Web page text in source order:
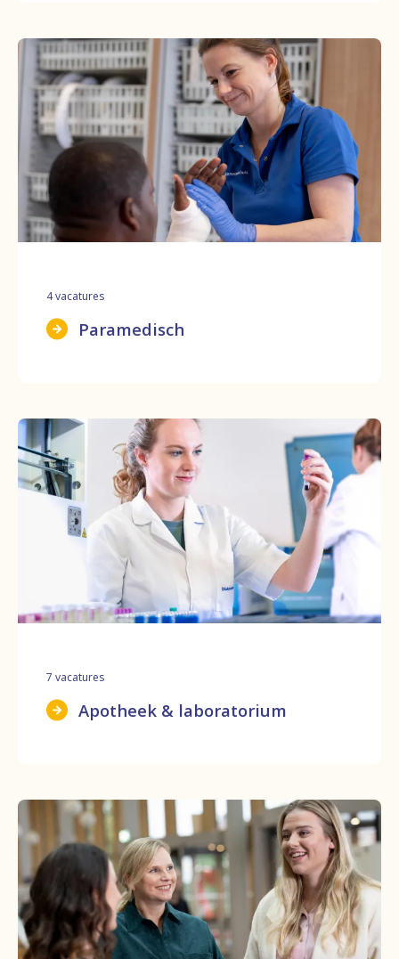
4vacatures
Paramedisch
7 vacatures
Apotheek & laboratorium